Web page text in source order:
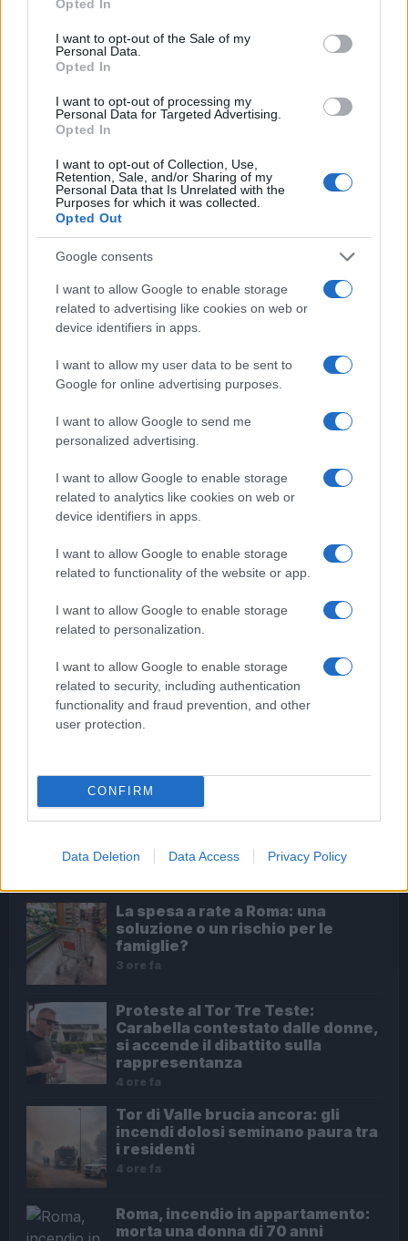
use your data for below specified purposes in below Google
consent section.
Opted In
I want to opt-out of the Sale of my
Personal Data.
Opted In
I want to opt-out of processing my
Personal Data for Targeted Advertising.
Opted In
I want to opt-out of Collection, Use,
Retention, Sale, and/or Sharing of my
Personal Data that Is Unrelated with the
Purposes for which it was collected.
Opted Out
Google consents
I want to allow Google to enable storage
related to advertising like cookies on web or
device identifiers in apps.
I want to allow my user data to be sent to
Google for online advertising purposes.
I want to allow Google to send me
personalized advertising.
I want to allow Google to enable storage
related to analytics like cookies on web or
device identifiers in apps.
I want to allow Google to enable storage
related to functionality of the website or app.
I want to allow Google to enable storage
related to personalization.
I want to allow Google to enable storage
related to security, including authentication
functionality and fraud prevention, and other
user protection.
CONFIRM
Data Deletion Data Access Privacy Policy
ACILIA – 19enne minacciava e
picchiava il padre per avere dei
ROMA CENTOCELLE Anziano
Anziano
ARTICOLI CORRELATI
ACILIA – 19enne minacciava e picchiava il padre per
ROMA CENTOCELLE Anziano investito morto sul
non solo…
ULTIME NOTIZIE
La spesa a rate a Roma: una
soluzione o un rischio per le
famiglie?
3 ore fa
Proteste al Tor Tre Teste:
Carabella contestato dalle donne,
si accende il dibattito sulla
rappresentanza
4 ore fa
Tor di Valle brucia ancora: gli
incendi dolosi seminano paura tra
i residenti
4 ore fa
Roma, incendio in appartamento:
morta una donna di 70 anni